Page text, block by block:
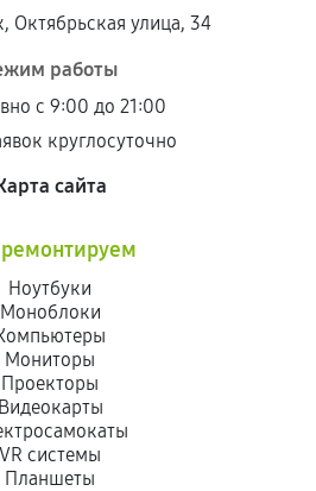
Октябрьская улица, 34
работы
с 9:00 до 21:00
круглосуточно
сайта
Ноутбуки
Моноблоки
Мониторы
Проекторы
Видеокарты
VR системы
Планшеты